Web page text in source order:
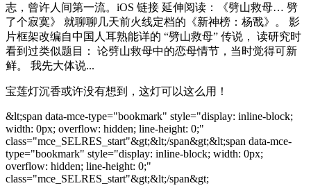
志，曾许人间第一流。iOS 链接 延伸阅读：《劈山救母… 劈
了个寂寞》 就聊聊几天前火线定档的《新神榜：杨戬》。 影
片框架改编自中国人耳熟能详的 “劈山救母” 传说， 读研究时
看到过类似题目： 论劈山救母中的恋母情节，当时觉得可新
鲜。 我先大体说...
宝莲灯沉香或许没有想到，这灯可以这么用！
&lt;span data-mce-type="bookmark" style="display: inline-block;
width: 0px; overflow: hidden; line-height: 0;"
class="mce_SELRES_start"&gt; &lt;/span&gt;&lt;span data-mce-
type="bookmark" style="display: inline-block; width: 0px;
overflow: hidden; line-height: 0;"
class="mce_SELRES_start"&gt; &lt;/span&gt;